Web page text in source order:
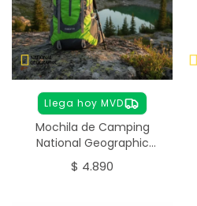
Llega hoy MVD
Mochila de Camping
National Geographic
Everest 45 L
$ 4.890